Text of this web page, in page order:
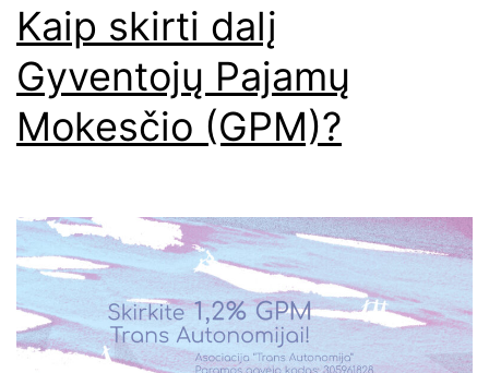
Kaip skirti dalį
Gyventojų Pajamų
Mokesčio (GPM)?